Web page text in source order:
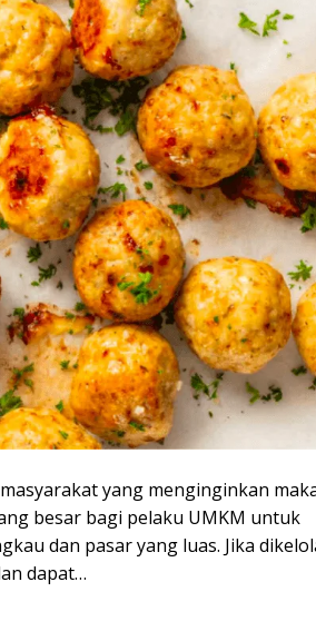
yang menginginkan
besar bagi pelaku UMKM untuk
dan pasar yang luas. Jika
dapat…